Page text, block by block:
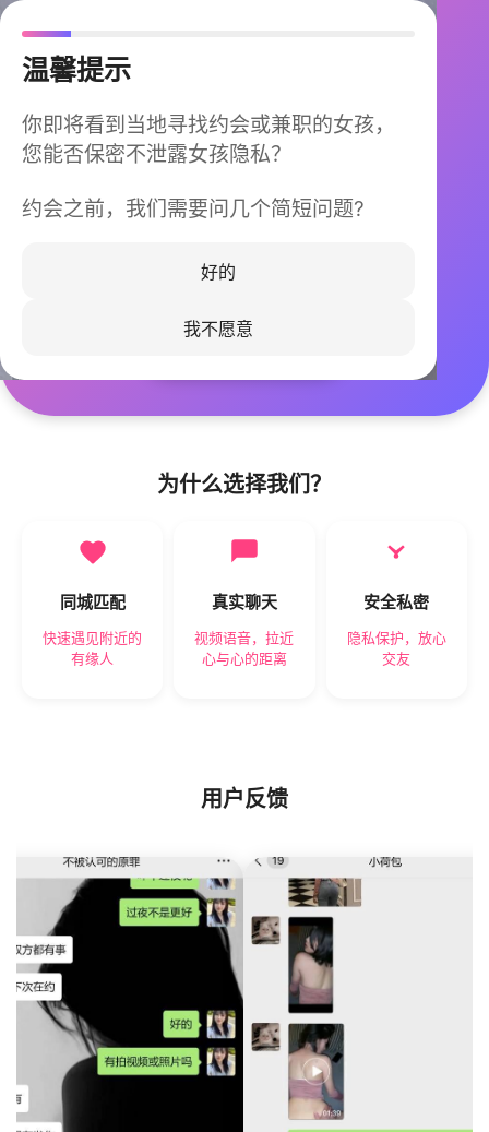
温馨提示
你即将看到当地寻找约会或兼职的女孩，
您能否保密不泄露女孩隐私？
约会之前，我们需要问几个简短问题?
好的
我不愿意
今晚不再孤单
同城快速匹配，马上认识身边的TA
立即下载
为什么选择我们？
同城匹配
快速遇见附近的
有缘人
真实聊天
视频语音，拉近
心与心的距离
安全私密
隐私保护，放心
交友
用户反馈